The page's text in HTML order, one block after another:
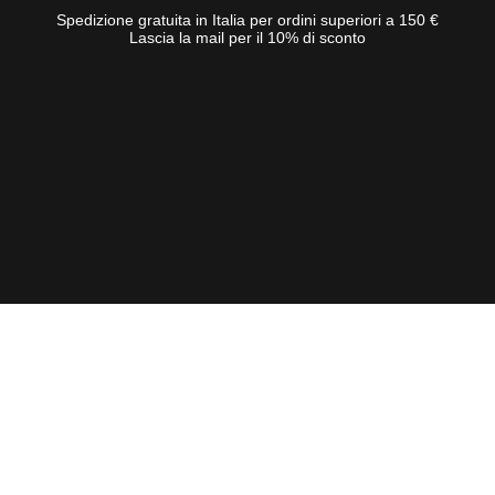
Spedizione gratuita in Italia per ordini superiori a 150 €
Lascia la mail per il 10% di sconto